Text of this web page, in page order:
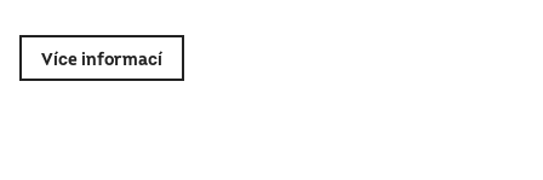
Více informací